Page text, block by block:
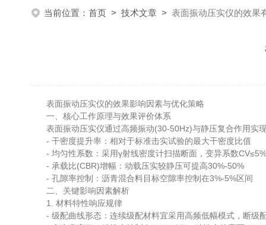
当前位置： 首页 > 技术文章 > 表面振动压实仪的效果
表面振动压实仪的效果影响因素与优化策略
一、核心工作原理与效果评价体系
表面振动压实仪通过高频振动(30-50Hz)与静压复合作用实
- 干密度提升率：相对于标准击实试验的最大干密度比值
- 均匀性系数：采用γ射线密度计扫描断面，变异系数
- 承载比(CBR)增幅：动载压实较静压可提高30%-50%
- 孔隙率控制：沥青混合料目标空隙率控制在3%-5%区间
二、关键影响因素解析
1. 材料特性响应规律
- 级配曲线形态：连续级配材料宜采用高频低幅模式，断级